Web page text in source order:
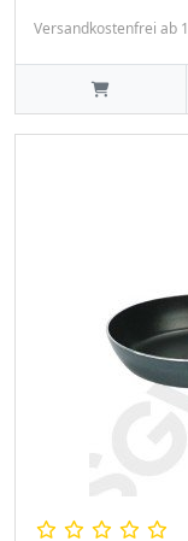
Versandkostenfrei ab